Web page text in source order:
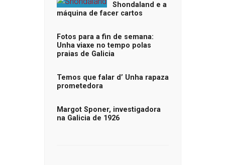
Shondaland e a
máquina de facer cartos
Fotos para a fin de semana:
Unha viaxe no tempo polas
praias de Galicia
Temos que falar d’ Unha rapaza
prometedora
Margot Sponer, investigadora
na Galicia de 1926